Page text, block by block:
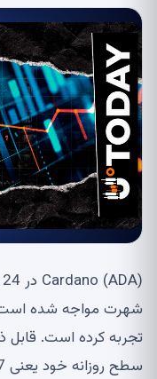
شهرت مواجه شده است